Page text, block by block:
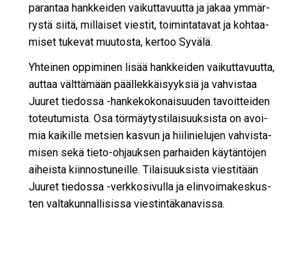
pa­ran­taa hank­kei­den vai­kut­ta­vuut­ta ja ja­kaa ym­mär­
rys­tä sii­tä, mil­lai­set vies­tit, toi­min­ta­ta­vat ja koh­taa­
mi­set tu­ke­vat muu­tos­ta, ker­too Sy­vä­lä.
Yh­tei­nen op­pi­mi­nen li­sää hank­kei­den vai­kut­ta­vuut­ta,
aut­taa vält­tä­mään pääl­lek­käi­syyk­siä ja vah­vis­taa
Juu­ret tie­dos­sa -han­ke­ko­ko­nai­suu­den ta­voit­tei­den
to­teu­tu­mis­ta. Osa tör­mäy­tys­ti­lai­suuk­sis­ta on avoi­
mia kai­kil­le met­sien kas­vun ja hii­li­nie­lu­jen vah­vis­ta­
mi­sen sekä tie­to-oh­jauk­sen par­hai­den käy­tän­tö­jen
ai­heis­ta kiin­nos­tu­neil­le. Ti­lai­suuk­sis­ta vies­ti­tään
Juu­ret tie­dos­sa -verk­ko­si­vul­la ja elin­voi­ma­kes­kus­
ten val­ta­kun­nal­li­sis­sa vies­tin­tä­ka­na­vis­sa.